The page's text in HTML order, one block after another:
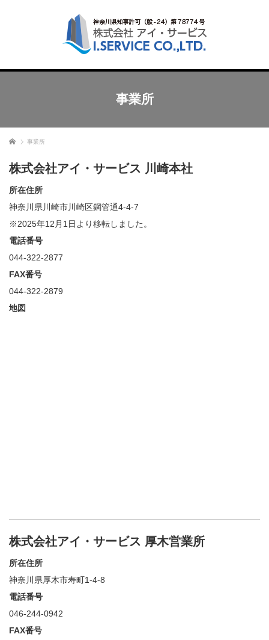
事業所
ホーム 事業所
株式会社アイ・サービス 川崎本社
所在住所
神奈川県川崎市川崎区鋼管通4-4-7
※2025年12月1日より移転しました。
電話番号
044-322-2877
FAX番号
044-322-2879
地図
株式会社アイ・サービス 厚木営業所
所在住所
神奈川県厚木市寿町1-4-8
電話番号
046-244-0942
FAX番号